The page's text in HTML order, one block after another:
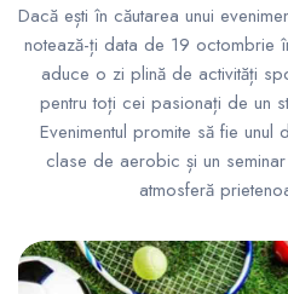
Dacă ești în căutarea unui
notează-ți data de 19 octombrie
aduce o zi plină de activități
pentru toți cei pasionați de un
Evenimentul promite să fie
clase de aerobic și un
atmosferă